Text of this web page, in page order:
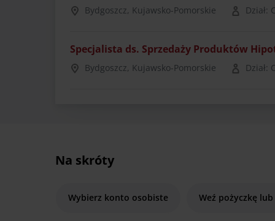
Bydgoszcz, Kujawsko-Pomorskie Dział:
Specjalista ds. Sprzedaży Produktów
Bydgoszcz, Kujawsko-Pomorskie Dział:
Na skróty
Wybierz konto osobiste Weź pożyczkę